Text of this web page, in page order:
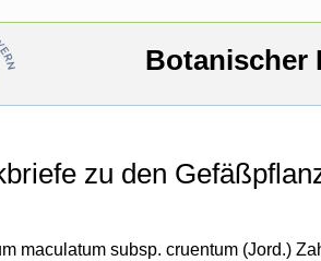
Botanischer
zu den
maculatum subsp. cruentum (Jord.)